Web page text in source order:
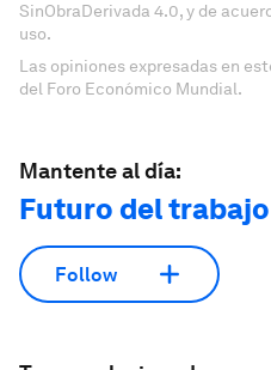
SinObraDerivada 4.0, y de
uso.
Las opiniones expresadas en
del Foro Económico Mundial.
Mantente al día:
Futuro del trabajo
Follow